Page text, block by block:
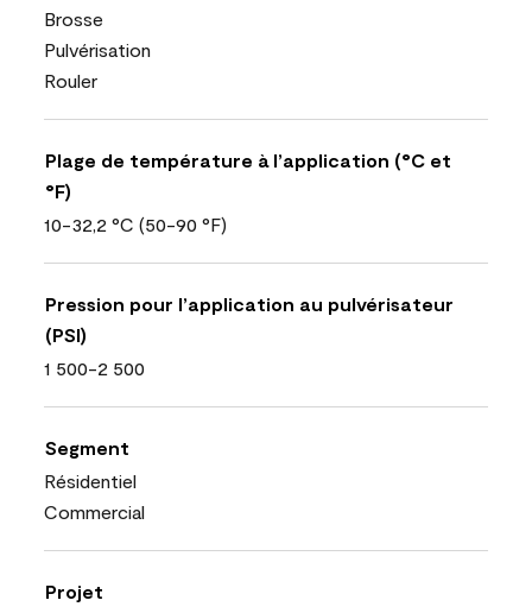
Brosse
Pulvérisation
Rouler
Plage de température à l’application (°C et
°F)
10-32,2 °C (50-90 °F)
Pression pour l’application au pulvérisateur
(PSI)
1 500-2 500
Segment
Résidentiel
Commercial
Projet